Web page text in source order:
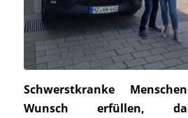
Schwerstkranke
Wunsch erfüllen,